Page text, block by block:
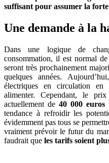
suffisant pour assumer la
Une demande à la
Dans une logique de
consommation, il est normal
seront très prochainement
quelques années.
électriques en circulation
alimenter. Cependant, le
actuellement de 40 000 euros
tendance à refroidir les
évidemment pas tous se
vraiment prévoir le futur du
faudrait que les tarifs soient